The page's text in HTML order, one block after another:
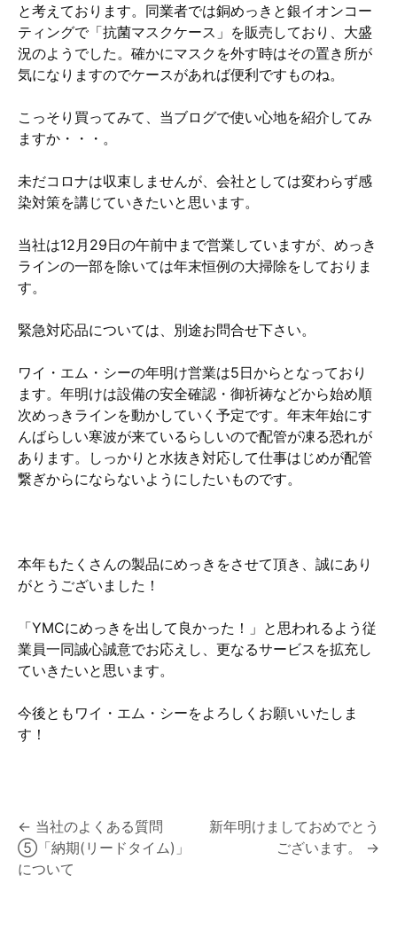
と考えております。同業者では銅めっきと銀イオンコー
ティングで「抗菌マスクケース」を販売しており、大盛
況のようでした。確かにマスクを外す時はその置き所が
気になりますのでケースがあれば便利ですものね。
こっそり買ってみて、当ブログで使い心地を紹介してみ
ますか・・・。
未だコロナは収束しませんが、会社としては変わらず感
染対策を講じていきたいと思います。
当社は12月29日の午前中まで営業していますが、めっき
ラインの一部を除いては年末恒例の大掃除をしておりま
す。
緊急対応品については、別途お問合せ下さい。
ワイ・エム・シーの年明け営業は5日からとなっており
ます。年明けは設備の安全確認・御祈祷などから始め順
次めっきラインを動かしていく予定です。年末年始にす
んばらしい寒波が来ているらしいので配管が凍る恐れが
あります。しっかりと水抜き対応して仕事はじめが配管
繋ぎからにならないようにしたいものです。
本年もたくさんの製品にめっきをさせて頂き、誠にあり
がとうございました！
「YMCにめっきを出して良かった！」と思われるよう従
業員一同誠心誠意でお応えし、更なるサービスを拡充し
ていきたいと思います。
今後ともワイ・エム・シーをよろしくお願いいたしま
す！
投
稿
← 当社のよくある質問
⑤「納期(リードタイム)」
について
新年明けましておめでとう
ございます。
→